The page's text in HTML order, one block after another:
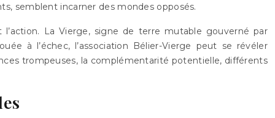
semblent incarner des mondes opposés.
l’action. La Vierge, signe de terre mutable gouverné par
à l’échec, l’association Bélier-Vierge peut se révéler
trompeuses, la complémentarité potentielle, différents